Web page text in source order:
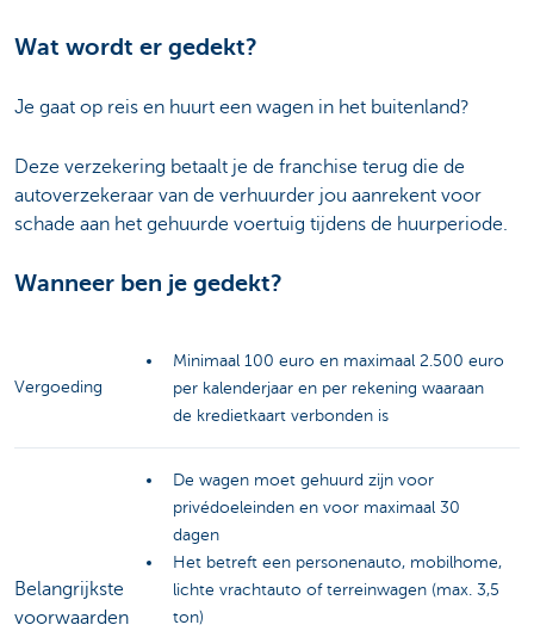
Wat wordt er gedekt?
Je gaat op reis en huurt een wagen in het buitenland?
Deze verzekering betaalt je de franchise terug die de
autoverzekeraar van de verhuurder jou aanrekent voor
schade aan het gehuurde voertuig tijdens de huurperiode.
Wanneer ben je gedekt?
Vergoeding
Minimaal 100 euro en maximaal 2.500 euro
per kalenderjaar en per rekening waaraan
de kredietkaart verbonden is
Belangrijkste
voorwaarden
De wagen moet gehuurd zijn voor
privédoeleinden en voor maximaal 30
dagen
Het betreft een personenauto, mobilhome,
lichte vrachtauto of terreinwagen (max. 3,5
ton)